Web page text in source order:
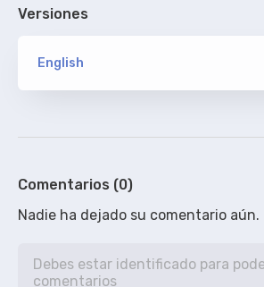
Versiones
English
WEB TBS
De addic7ed.com - SIN acotaciones
Comentarios (0)
Nadie ha dejado su comentario aún.